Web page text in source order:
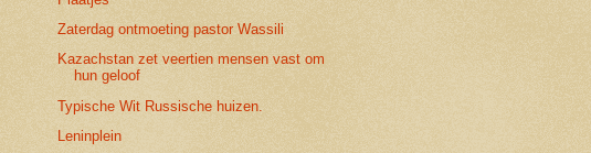
Zaterdag ontmoeting pastor Wassili
Kazachstan zet veertien mensen vast om
hun geloof
Typische Wit Russische huizen.
Leninplein